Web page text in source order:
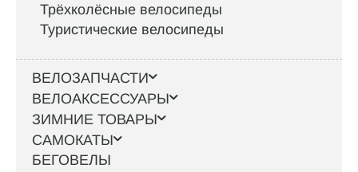
Трёхколёсные велосипеды
Туристические велосипеды
ВЕЛОЗАПЧАСТИ
ВЕЛОАКСЕССУАРЫ
ЗИМНИЕ ТОВАРЫ
САМОКАТЫ
БЕГОВЕЛЫ